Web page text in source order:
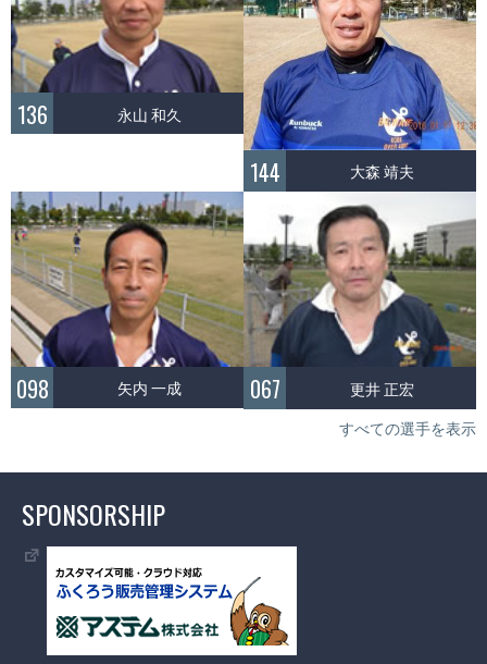
136 永山 和久
144 大森 靖夫
098 矢内 一成 067 更井 正宏
すべての選手を表示
SPONSORSHIP